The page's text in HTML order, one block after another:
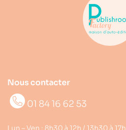
Nous contacter
01 84 16 62 53
Lun – Ven : 8h30 à 12h / 13h30 à 17h